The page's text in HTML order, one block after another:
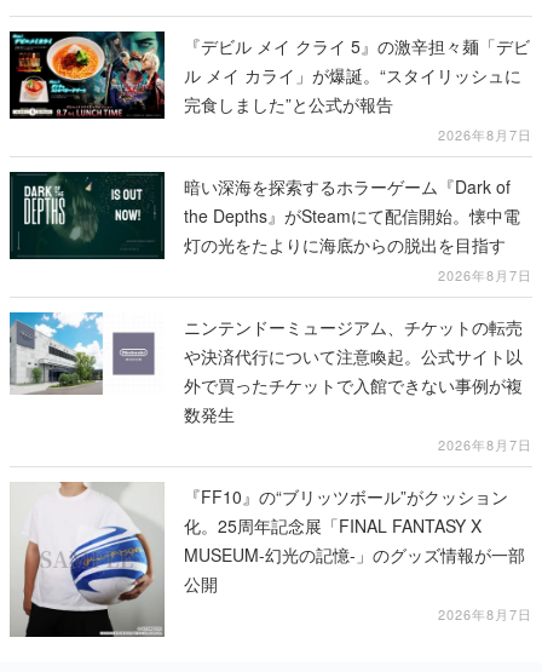
『デビル メイ クライ 5』の激辛担々麺「デビ
ル メイ カライ」が爆誕。“スタイリッシュに
完食しました”と公式が報告
2026年8月7日
暗い深海を探索するホラーゲーム『Dark of
the Depths』がSteamにて配信開始。懐中電
灯の光をたよりに海底からの脱出を目指す
2026年8月7日
ニンテンドーミュージアム、チケットの転売
や決済代行について注意喚起。公式サイト以
外で買ったチケットで入館できない事例が複
数発生
2026年8月7日
『FF10』の“ブリッツボール”がクッション
化。25周年記念展「FINAL FANTASY X
MUSEUM-幻光の記憶-」のグッズ情報が一部
公開
2026年8月7日